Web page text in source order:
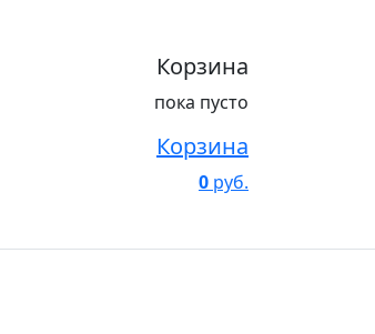
Корзина
пока пусто
Корзина
0 руб.